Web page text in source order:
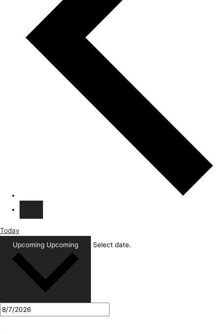
Today
Upcoming Upcoming Select date.